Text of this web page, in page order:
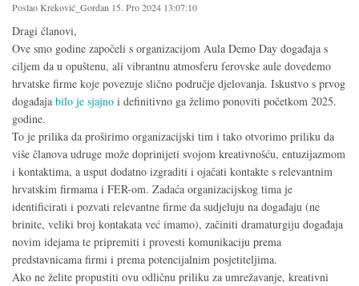
PoslaoKreković_Gordan 15. Pro 2024 13:07:10
Dragi članovi,
Ove smo godine započeli s organizacijom Aula Demo Day događaja s
ciljem da u opuštenu, ali vibrantnu atmosferu ferovske aule dovedemo
hrvatske firme koje povezuje slično područje djelovanja. Iskustvo s prvog
događaja bilo je sjajno i definitivno ga želimo ponoviti početkom 2025.
godine.
To je prilika da proširimo organizacijski tim i tako otvorimo priliku da
više članova udruge može doprinijeti svojom kreativnošću, entuzijazmom
i kontaktima, a usput dodatno izgraditi i ojačati kontakte s relevantnim
hrvatskim firmama i FER-om. Zadaća organizacijskog tima je
identificirati i pozvati relevantne firme da sudjeluju na događaju (ne
brinite, veliki broj kontakata već imamo), začiniti dramaturgiju događaja
novim idejama te pripremiti i provesti komunikaciju prema
predstavnicama firmi i prema potencijalnim posjetiteljima.
Ako ne želite propustiti ovu odličnu priliku za umrežavanje, kreativni